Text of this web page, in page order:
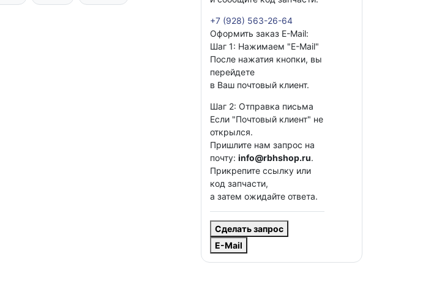
+7 (928) 563-26-64
Оформить заказ E-Mail:
Шаг 1: Нажимаем "E-Mail"
После нажатия кнопки, вы
перейдете
в Ваш почтовый клиент.
Шаг 2: Отправка письма
Если "Почтовый клиент" не
открылся.
Пришлите нам запрос на
почту: info@rbhshop.ru.
Прикрепите ссылку или
код запчасти,
а затем ожидайте ответа.
Сделать запрос
E-Mail